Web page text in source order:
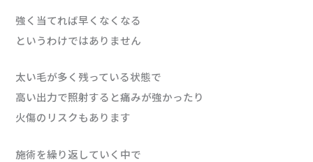
強く当てれば早くなくなる
というわけではありません
太い毛が多く残っている状態で
高い出力で照射すると痛みが強かったり
火傷のリスクもあります
施術を繰り返していく中で